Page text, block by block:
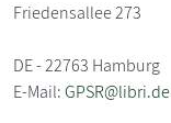
Friedensallee 273
DE - 22763 Hamburg
E-Mail:GPSR@libri.de